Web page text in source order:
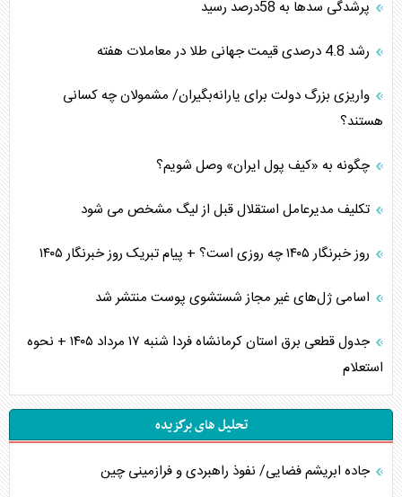
پرشدگی سدها به 58درصد رسید
رشد 4.8 درصدی قیمت جهانی طلا در معاملات هفته
واریزی بزرگ دولت برای یارانه‌بگیران/ مشمولان چه کسانی
هستند؟
چگونه به «کیف پول ایران» وصل شویم؟
تکلیف مدیرعامل استقلال قبل از لیگ مشخص می شود
روز خبرنگار ۱۴۰۵ چه روزی است؟ + پیام تبریک روز خبرنگار ۱۴۰۵
اسامی ژل‌های غیر مجاز شستشوی پوست منتشر شد
جدول قطعی برق استان کرمانشاه فردا شنبه ۱۷ مرداد ۱۴۰۵ + نحوه
استعلام
تحلیل های برگزیده
جاده ابریشم فضایی/ نفوذ راهبردی و فرازمینی چین